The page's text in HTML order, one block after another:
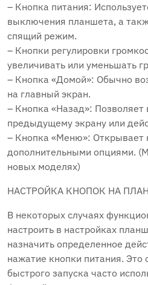
– Кнопка питания:
выключения планшета, а
спящий режим.
– Кнопки регулировки
увеличивать или уменьшать
– Кнопка «Домой»: Обычно
на главный экран.
– Кнопка «Назад»: Позволяет
предыдущему экрану или
– Кнопка «Меню»: Открывает
дополнительными опциями.
новых моделях)
НАСТРОЙКА КНОПОК НА
В некоторых случаях
настроить в настройках
назначить определенное
нажатие кнопки питания. Это
быстрого запуска часто